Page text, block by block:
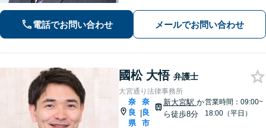
して解決策を提案いたします。
電話でお問い合わせ メールでお問い合わせ
國松 大悟 弁護士
大宮通り法律事務所
奈
良
県
|
奈
良
市
新大宮駅 か
ら徒歩8分
営業時間：09:00~
18:00（平日）